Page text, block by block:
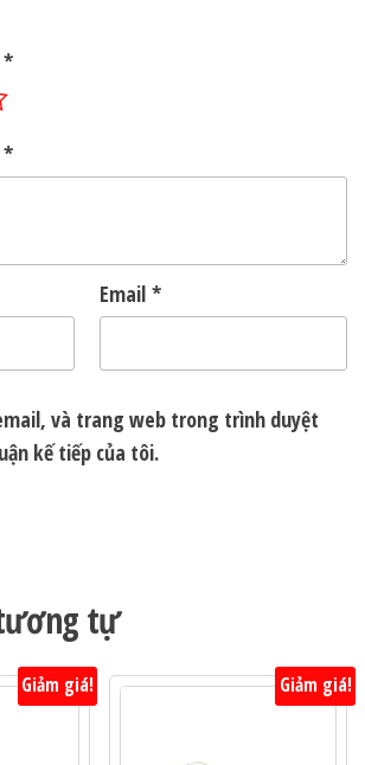
*
*
Email *
và trang web trong trình duyệt
kế tiếp của tôi.
tự
Giảm giá! Giảm giá!